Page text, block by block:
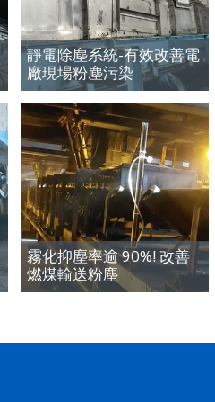
靜電除塵系統-有效改善電
廠現場粉塵污染
IMPROVING
PRODUCTIVITY
霧化抑塵率逾 90%! 改善
燃煤輸送粉塵